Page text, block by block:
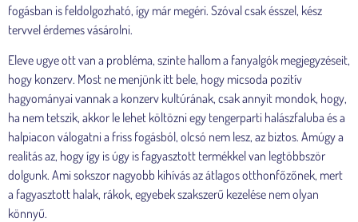
fogásban is feldolgozható, így már megéri. Szóval csak ésszel, kész
tervvel érdemes vásárolni.
Eleve ugye ott van a probléma, szinte hallom a fanyalgók megjegyzéseit,
hogy konzerv. Most ne menjünk itt bele, hogy micsoda pozitív
hagyományai vannak a konzerv kultúrának, csak annyit mondok, hogy,
ha nem tetszik, akkor le lehet költözni egy tengerparti halászfaluba és a
halpiacon válogatni a friss fogásból, olcsó nem lesz, az biztos. Amúgy a
realitás az, hogy így is úgy is fagyasztott termékkel van legtöbbször
dolgunk. Ami sokszor nagyobb kihívás az átlagos otthonfőzőnek, mert
a fagyasztott halak, rákok, egyebek szakszerű kezelése nem olyan
könnyű.